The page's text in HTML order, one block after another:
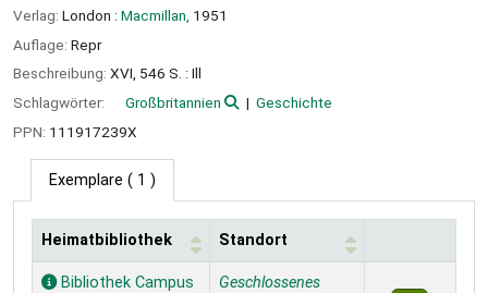
Verlag: London : Macmillan, 1951
Auflage: Repr
Beschreibung: XVI, 546 S. : Ill
Schlagwörter:
Großbritannien
Geschichte
PPN: 111917239X
Exemplare ( 1 )
Exemplare
Heimatbibliothek Standort
Bibliothek Campus
Geschlossenes